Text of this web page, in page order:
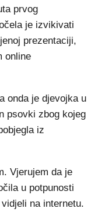
prvog
je izvikivati
prezentaciji,
online
onda je djevojka u
psovki zbog kojeg
iz
Vjerujem da je
u potpunosti
na internetu.